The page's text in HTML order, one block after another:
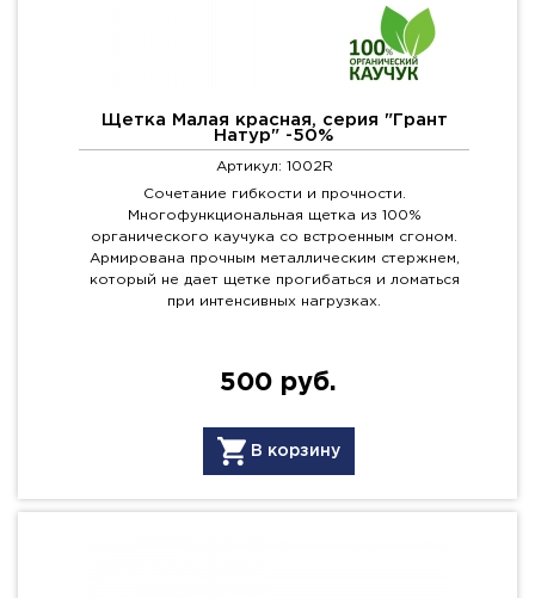
Щетка Малая красная, серия "Грант
Натур" -50%
Артикул: 1002R
Сочетание гибкости и прочности.
Многофункциональная щетка из 100%
органического каучука со встроенным сгоном.
Армирована прочным металлическим стержнем,
который не дает щетке прогибаться и ломаться
при интенсивных нагрузках.
500 руб.
В корзину